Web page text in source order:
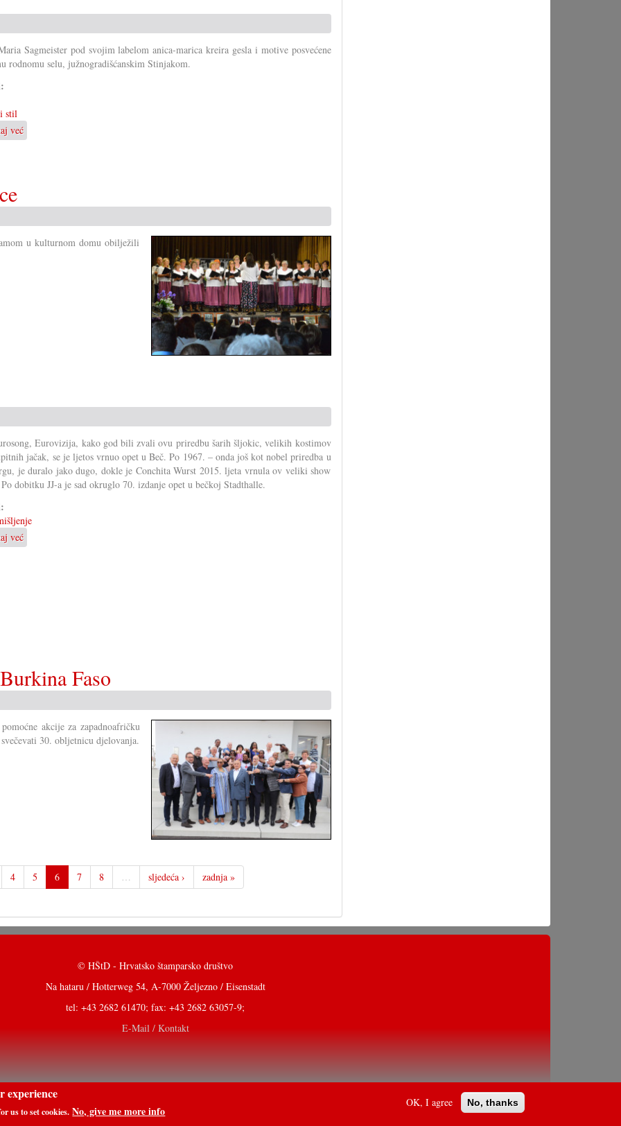
Sagmeister pod svojim labelom anica-marica kreira gesla i motive posvećene
rodnomu selu, južnogradišćanskim Stinjakom.
stil
već
Sa
u kulturnom domu obilježili
Eurovizija, kako god bili zvali ovu priredbu šarih šljokic, velikih kostimov
jačak, se je ljetos vrnuo opet u Beč. Po 1967. – onda još kot nobel priredba u
je duralo jako dugo, dokle je Conchita Wurst 2015. ljeta vrnula ov veliki show
dobitku JJ-a je sad okruglo 70. izdanje opet u bečkoj Stadthalle.
već
Zač
Faso
akcije za zapadnoafričku
30. obljetnicu djelovanja.
4 5 6 7 8 … sljedeća › zadnja »
© HŠtD - Hrvatsko štamparsko društvo
Na hataru / Hotterweg 54, A-7000 Željezno / Eisenstadt
tel: +43 2682 61470; fax: +43 2682 63057-9;
E-Mail / Kontakt
experience
us to set cookies. No, give me more info
OK, I agree No, thanks